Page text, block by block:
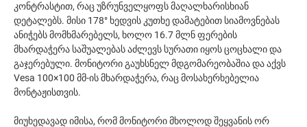
კონტრასტით, რაც უზრუნველყოფს მაღალხარისხიან
დეტალებს. მისი 178° ხედვის კუთხე დამატებით სიამოვნებას
ანიჭებს მომხმარებელს, ხოლო 16.7 მლნ ფერების
მხარდაჭერა საშუალებას აძლევს სურათი იყოს ცოცხალი და
გაჯერებული. მონიტორი გაუხსნელ მდგომარეობაშია და აქვს
Vesa 100×100 მმ-ის მხარდაჭერა, რაც მოსახერხებელია
მონტაჟისთვის.
მიუხედავად იმისა, რომ მონიტორი მხოლოდ შეყვანის ორ